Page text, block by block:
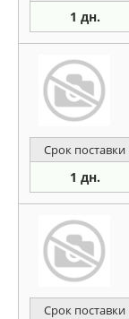
1 дн.
Срок поставки
1 дн.
Срок поставки